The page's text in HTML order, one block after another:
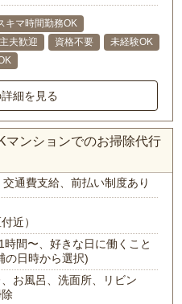
キマ時間勤務OK
夫歓迎 資格不要
未経験OK
細を見る
マンションでのお掃除代行
交通費支給、前払い制度あり
近）
間〜、好きな日に働くこと
の日時から選択)
お風呂、洗面所、リビン